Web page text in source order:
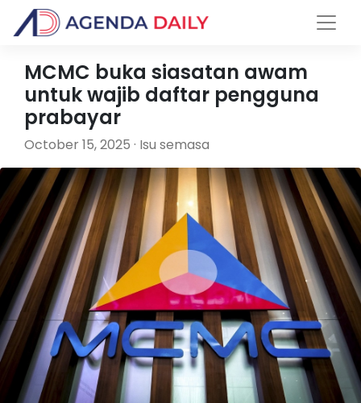
MCMC buka siasatan awam
untuk wajib daftar pengguna
prabayar
October 15, 2025 · Isu semasa